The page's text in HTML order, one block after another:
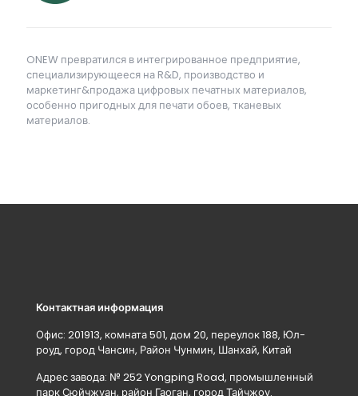
ONEW превратился в интегрированное предприятие,
специализирующееся на R&D, производство и
маркетинг&продажа цифровых печатных материалов,
особенно пригодных для печати обоев, тканевых
материалов.
Контактная информация
Офис: 201913, комната 501, дом 20, переулок 188, Юл-
роуд, город Чансин, Район Чунмин, Шанхай, Китай
Адрес завода: № 252 Yongping Road, промышленный
парк Сюйчжуан, район Гаоган, город Тайчжоу.